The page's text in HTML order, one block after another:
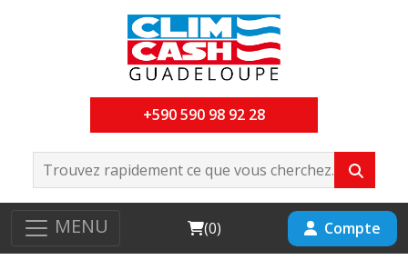
+590 590 98 92 28
MENU Cart
(0) Compte